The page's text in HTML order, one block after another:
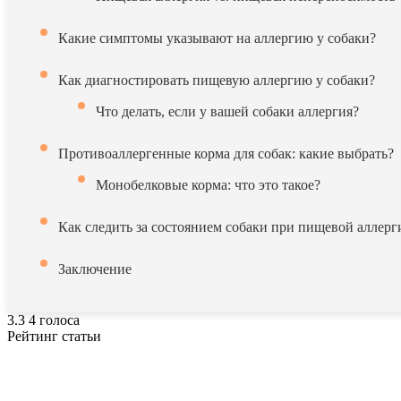
Какие симптомы указывают на аллергию у собаки?
Как диагностировать пищевую аллергию у собаки?
Что делать, если у вашей собаки аллергия?
Противоаллергенные корма для собак: какие выбрать?
Монобелковые корма: что это такое?
Как следить за состоянием собаки при пищевой
Заключение
3.3 4 голоса
Рейтинг статьи